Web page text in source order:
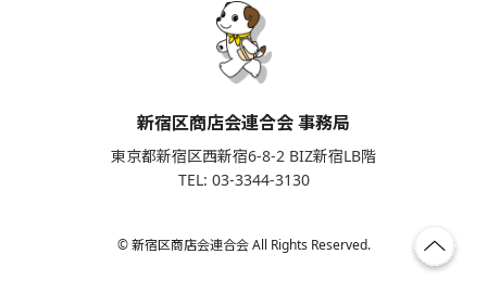
新宿区商店会連合会 事務局
東京都新宿区西新宿6-8-2 BIZ新宿LB階
TEL: 03-3344-3130
© 新宿区商店会連合会 All Rights Reserved.